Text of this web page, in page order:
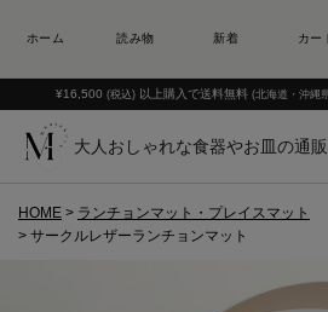
¥16,500 (税込) 以上購入で送料無料 (北海道・沖縄
大人おしゃれな食器やお皿の通
HOME
ランチョンマット・プレイスマット
サークルレザーランチョンマット